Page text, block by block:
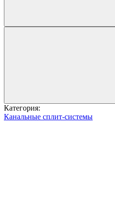
Категория:
Канальные сплит-системы